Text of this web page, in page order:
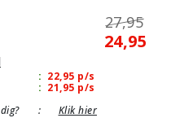
27,95
24,95
: 22,95 p/s
: 21,95 p/s
: Klik hier